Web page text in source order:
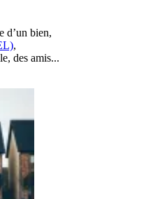
d’un bien,
,
des amis...